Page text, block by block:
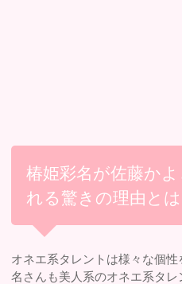
椿姫彩名が佐藤か
れる驚きの理由と
オネエ系タレントは様々な個
名さんも美人系のオネエ系タレ